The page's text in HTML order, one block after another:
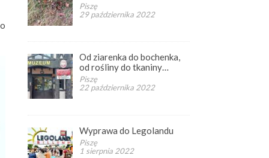
Piszę
29 października 2022
Od ziarenka do bochenka,
od rośliny do tkaniny…
Piszę
22 października 2022
Wyprawa do Legolandu
Piszę
1 sierpnia 2022